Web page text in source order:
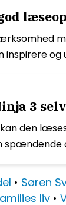
inspirere
3
kan den
• Søren
liv •